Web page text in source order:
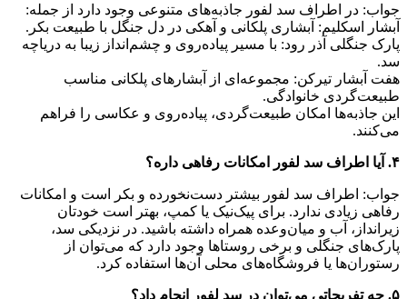
جواب: در اطراف سد لفور جاذبه‌های متنوعی وجود دارد از جمله:
آبشار اسکلیم: آبشاری پلکانی و آهکی در دل جنگل با طبیعت بکر.
پارک جنگلی آذر رود: با مسیر پیاده‌روی و چشم‌انداز زیبا به دریاچه
سد.
هفت آبشار تیرکن: مجموعه‌ای از آبشارهای پلکانی مناسب
طبیعت‌گردی خانوادگی.
این جاذبه‌ها امکان طبیعت‌گردی، پیاده‌روی و عکاسی را فراهم
می‌کنند.
۴. آیا اطراف سد لفور امکانات رفاهی داره؟
جواب: اطراف سد لفور بیشتر دست‌نخورده و بکر است و امکانات
رفاهی زیادی ندارد. برای پیک‌نیک یا کمپ، بهتر است خودتان
زیرانداز، آب و میان‌وعده همراه داشته باشید. در نزدیکی سد،
پارک‌های جنگلی و برخی روستاها وجود دارد که می‌توان از
رستوران‌ها یا فروشگاه‌های محلی آن‌ها استفاده کرد.
۵. چه تفریحاتی می‌توان در سد لفور انجام داد؟